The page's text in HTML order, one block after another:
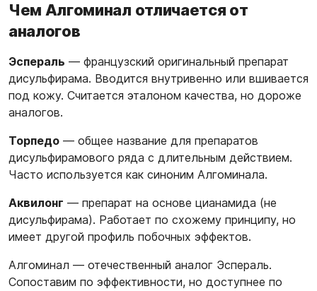
Чем Алгоминал отличается от
аналогов
Эспераль — французский оригинальный препарат
дисульфирама. Вводится внутривенно или вшивается
под кожу. Считается эталоном качества, но дороже
аналогов.
Торпедо — общее название для препаратов
дисульфирамового ряда с длительным действием.
Часто используется как синоним Алгоминала.
Аквилонг — препарат на основе цианамида (не
дисульфирама). Работает по схожему принципу, но
имеет другой профиль побочных эффектов.
Алгоминал — отечественный аналог Эспераль.
Сопоставим по эффективности, но доступнее по